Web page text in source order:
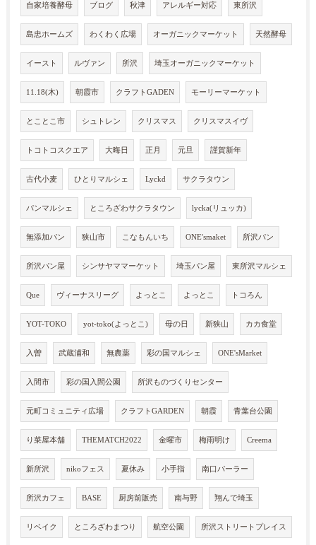
自家培養酵母 ブログ 秋津 アレルギー対応 東所沢
島忠ホームズ わくわく広場 オーガニックマーケット 天然酵母
イースト ルヴァン 所沢 埼玉オーガニックマーケット
11.18(木) 朝霞市 クラフトGADEN モーリーマーケット
とことこ市 シュトレン クリスマス クリスマスイヴ
トコトコスクエア 大晦日 正月 元旦 謹賀新年
古代小麦 ひとりマルシェ Lyckd サクラタウン
パンマルシェ ところざわサクラタウン lycka(リュッカ)
無添加パン 狭山市 こなもんいち ONE'smaket 所沢パン
所沢パン屋 シンサヤママーケット 埼玉パン屋 東所沢マルシェ
Que ヴィーナスリーグ よっとこ よっとこ トコろん
YOT-TOKO yot-toko(よっとこ) 母の日 新狭山 カカ食堂
入曽 武蔵浦和 無農薬 彩の国マルシェ ONE'sMarket
入間市 彩の国入間公園 所沢ものづくりセンター
元町コミュニティ広場 クラフトGARDEN 朝霞 青葉台公園
り菜屋本舗 THEMATCH2022 金曜市 梅雨明け Creema
新所沢 nikoフェス 夏休み 小手指 南口パーラー
所沢カフェ BASE 厨房前販売 南与野 翔んで埼玉
リベイク ところざわまつり 航空公園 所沢ストリートプレイス